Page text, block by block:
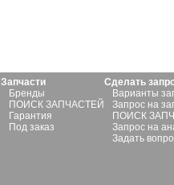
Запчасти
Бренды
ПОИСК ЗАПЧАСТЕЙ
Гарантия
Под заказ
Сделать
Варианты
Запрос на
ПОИСК
Запрос на
Задать